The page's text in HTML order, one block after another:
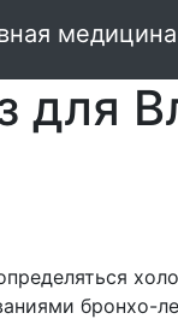
медицина
для
бронхо-